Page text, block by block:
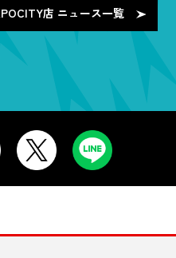
店 ニュース一覧